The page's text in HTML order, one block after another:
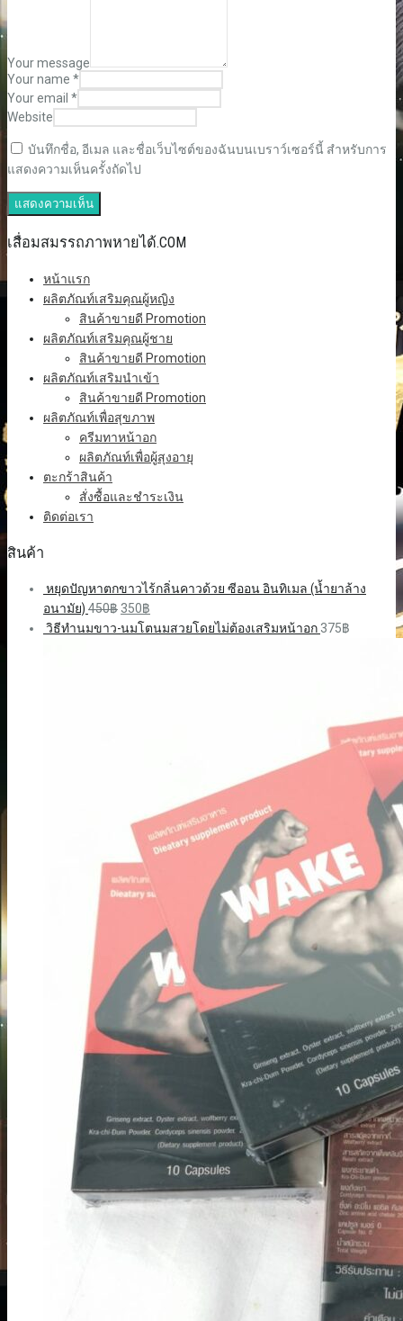
Your message
Your name *
Your email *
Website
บันทึกชื่อ, อีเมล และชื่อเว็บไซต์ของฉันบนเบราว์เซอร์นี้ สำหรับการ
แสดงความเห็นครั้งถัดไป
เสื่อมสมรรถภาพหายได้.COM
หน้าแรก
ผลิตภัณท์เสริมคุณผู้หญิง
สินค้าขายดี Promotion
ผลิตภัณท์เสริมคุณผู้ชาย
สินค้าขายดี Promotion
ผลิตภัณท์เสริมนำเข้า
สินค้าขายดี Promotion
ผลิตภัณท์เพื่อสุขภาพ
ครีมทาหน้าอก
ผลิตภัณท์เพื่อผู้สุงอายุ
ตะกร้าสินค้า
สั่งซื้อและชำระเงิน
ติดต่อเรา
สินค้า
หยุดปัญหาตกขาวไร้กลิ่นคาวด้วย ซีออน อินทิเมล (น้ำยาล้าง
อนามัย) 450฿ 350฿
วิธีทำนมขาว-นมโตนมสวยโดยไม่ต้องเสริมหน้าอก 375฿